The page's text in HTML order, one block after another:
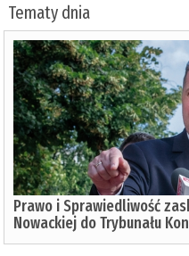
Tematy dnia
Prawo i Sprawiedliwość
Nowackiej do Trybunału